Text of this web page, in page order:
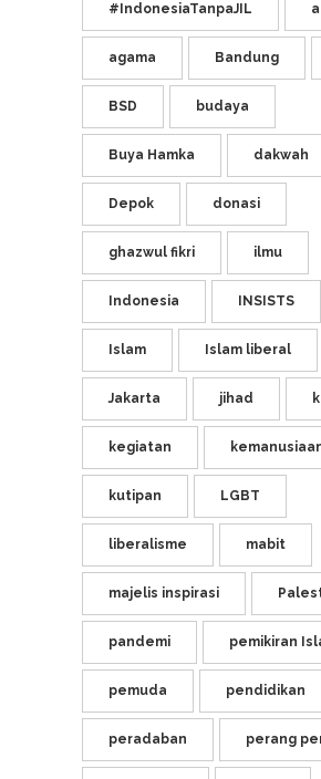
#IndonesiaTanpaJIL
agama Bandung
BSD budaya
Buya Hamka dakwah
Depok donasi
ghazwul fikri ilmu
Indonesia INSISTS
Islam Islam liberal
Jakarta jihad
kegiatan
kutipan LGBT
liberalisme mabit
majelis inspirasi
pandemi pemikiran
pemuda pendidikan
peradaban perang